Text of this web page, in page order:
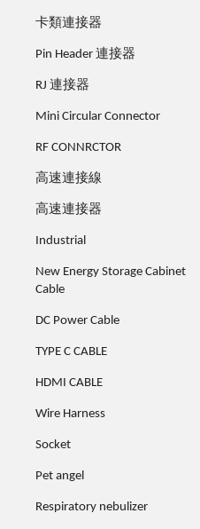
卡類連接器
Pin Header 連接器
RJ 連接器
Mini Circular Connector
RF CONNRCTOR
高速連接線
高速連接器
Industrial
New Energy Storage Cabinet
Cable
DC Power Cable
TYPE C CABLE
HDMI CABLE
Wire Harness
Socket
Pet angel
Respiratory nebulizer